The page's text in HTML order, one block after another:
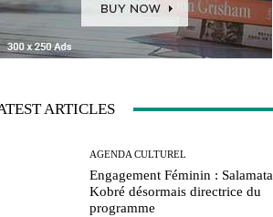
ARTICLES
AGENDA CULTUREL
Engagement Féminin : Salamata
Kobré désormais directrice du
programme